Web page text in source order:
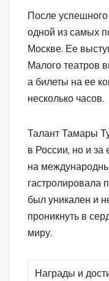
После
одной из самых
Москве. Ее
Малого театров
а билеты на ее
несколько часов.
Талант Тамары
в России, но и
на
гастролировала
был уникален и
проникнуть в
миру.
Награды и